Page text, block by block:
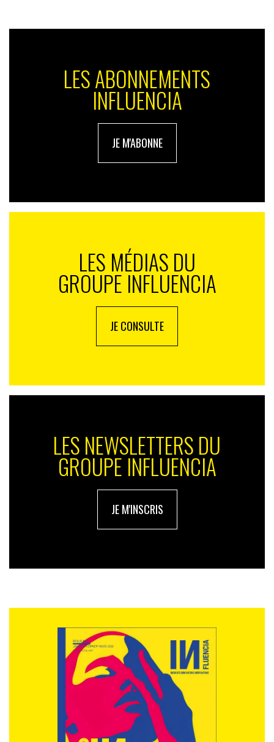
LES ABONNEMENTS
INFLUENCIA
JE M'ABONNE
LES MÉDIAS DU
GROUPE INFLUENCIA
JE CONSULTE
LES NEWSLETTERS DU
GROUPE INFLUENCIA
JE M'INSCRIS